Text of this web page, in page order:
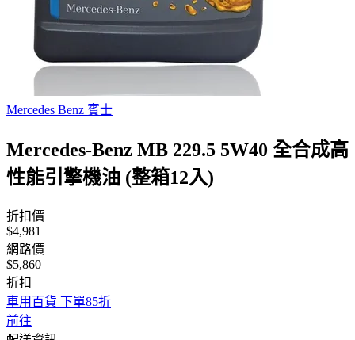
Mercedes Benz 賓士
Mercedes-Benz MB 229.5 5W40 全合成高
性能引擎機油 (整箱12入)
折扣價
$4,981
網路價
$5,860
折扣
車用百貨 下單85折
前往